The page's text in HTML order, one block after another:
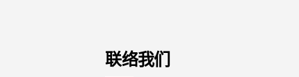
联络我们